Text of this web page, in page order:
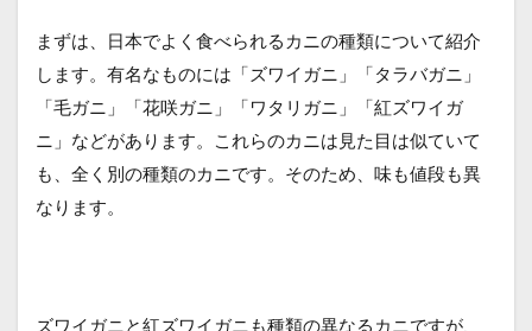
まずは、日本でよく食べられるカニの種類について紹介
します。有名なものには「ズワイガニ」「タラバガニ」
「毛ガニ」「花咲ガニ」「ワタリガニ」「紅ズワイガ
ニ」などがあります。これらのカニは見た目は似ていて
も、全く別の種類のカニです。そのため、味も値段も異
なります。
ズワイガニと紅ズワイガニも種類の異なるカニですが、